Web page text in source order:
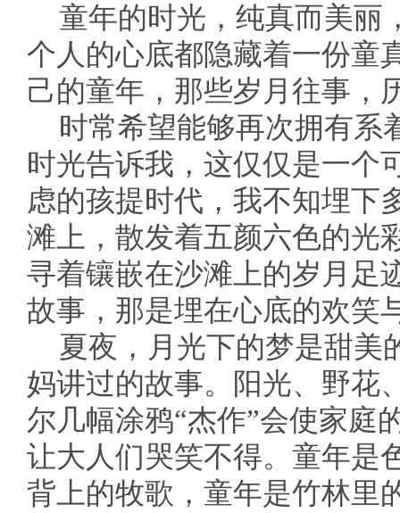
童年的时光，纯真而美丽
个人的心底都隐藏着一份童
己的童年，那些岁月往事
时常希望能够再次拥有系
时光告诉我，这仅仅是一个
虑的孩提时代，我不知埋下
滩上，散发着五颜六色的光
寻着镶嵌在沙滩上的岁月足
故事，那是埋在心底的欢笑
夏夜，月光下的梦是甜美
妈讲过的故事。阳光、野花
尔几幅涂鸦“杰作”会使家庭
让大人们哭笑不得。童年是
背上的牧歌，童年是竹林里